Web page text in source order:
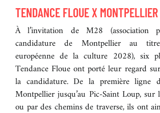
PHOTOGRAPHES
COMMANDES
CULTUREL
AUTRES COMMANDES
TENDANCE FLOUE X
À l’invitation de M28 (association
candidature de Montpellier au
européenne de la culture 2028), six
Tendance Floue ont porté leur regard
la candidature. De la première ligne
Montpellier jusqu’au Pic-Saint Loup, sur
ou par des chemins de traverse, ils ont